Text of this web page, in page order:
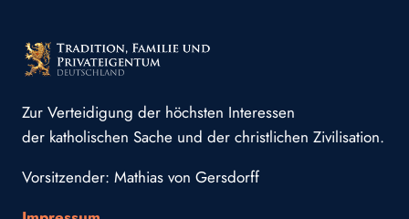
Zur Verteidigung der höchsten Interessen
der katholischen Sache und der christlichen Zivilisation.
Vorsitzender: Mathias von Gersdorff